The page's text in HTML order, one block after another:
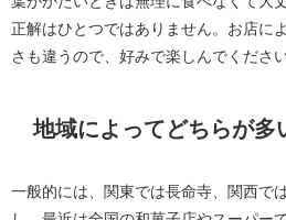
正解はひとつではありません。お店に
さも違うので、好みで楽しんでください
地域によってどちらが多
一般的には、関東では長命寺、関西で